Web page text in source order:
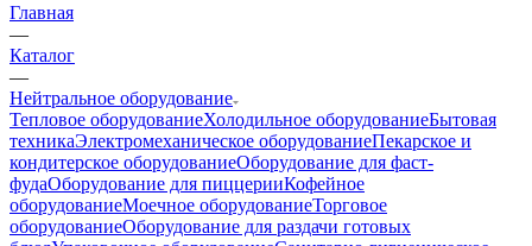
Главная
—
Каталог
—
Нейтральное оборудование
Тепловое оборудованиеХолодильное оборудованиеБытовая
техникаЭлектромеханическое оборудованиеПекарское и
кондитерское оборудованиеОборудование для фаст-
фудаОборудование для пиццерииКофейное
оборудованиеМоечное оборудованиеТорговое
оборудованиеОборудование для раздачи готовых